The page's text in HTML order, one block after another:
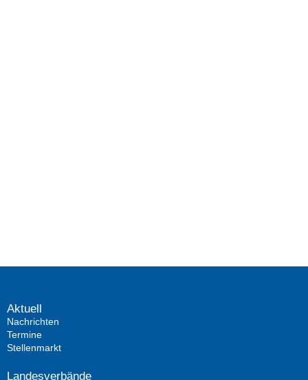
Aktuell
Nachrichten
Termine
Stellenmarkt
Landesverbände